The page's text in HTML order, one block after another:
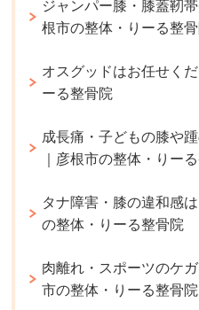
ジャンパー膝・膝蓋靭
根市の整体・りーる整
オスグッドはお任せく
ーる整骨院
成長痛・子どもの膝や
｜彦根市の整体・りー
タナ障害・膝の違和感
の整体・りーる整骨院
肉離れ・スポーツのケ
市の整体・りーる整骨院